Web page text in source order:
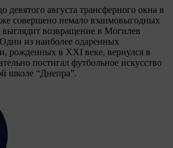
девятого августа трансферного окна в
совершено немало взаимовыгодных
выглядит возвращение в Могилев
из наиболее одаренных
рожденных в XXI веке, вернулся в
постигал футбольное искусство
школе “Днепра”.